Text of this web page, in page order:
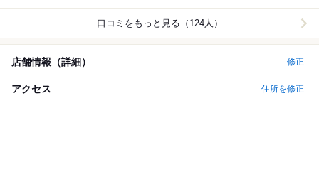
口コミをもっと見る（124人）
店舗情報（詳細） 修正
アクセス 住所を修正